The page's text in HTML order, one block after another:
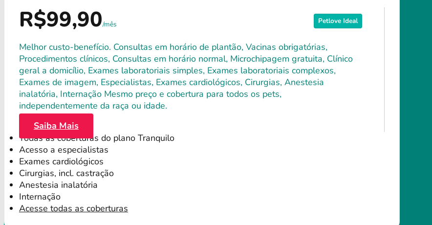
Petlove Ideal
R$99,90/mês
Melhor custo-benefício. Consultas em horário de plantão, Vacinas obrigatórias,
Procedimentos clínicos, Consultas em horário normal, Microchipagem gratuita, Clínico
geral a domicílio, Exames laboratoriais simples, Exames laboratoriais complexos,
Exames de imagem, Especialistas, Exames cardiológicos, Cirurgias, Anestesia
inalatória, Internação Mesmo preço e cobertura para todos os pets,
independentemente da raça ou idade.
Saiba Mais
Todas as coberturas do plano Tranquilo
Acesso a especialistas
Exames cardiológicos
Cirurgias, incl. castração
Anestesia inalatória
Internação
Acesse todas as coberturas